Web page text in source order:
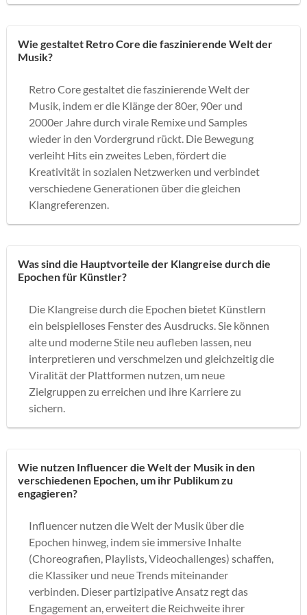
Wie gestaltet Retro Core die faszinierende Welt der
Musik?
Retro Core gestaltet die faszinierende Welt der
Musik, indem er die Klänge der 80er, 90er und
2000er Jahre durch virale Remixe und Samples
wieder in den Vordergrund rückt. Die Bewegung
verleiht Hits ein zweites Leben, fördert die
Kreativität in sozialen Netzwerken und verbindet
verschiedene Generationen über die gleichen
Klangreferenzen.
Was sind die Hauptvorteile der Klangreise durch die
Epochen für Künstler?
Die Klangreise durch die Epochen bietet Künstlern
ein beispielloses Fenster des Ausdrucks. Sie können
alte und moderne Stile neu aufleben lassen, neu
interpretieren und verschmelzen und gleichzeitig die
Viralität der Plattformen nutzen, um neue
Zielgruppen zu erreichen und ihre Karriere zu
sichern.
Wie nutzen Influencer die Welt der Musik in den
verschiedenen Epochen, um ihr Publikum zu
engagieren?
Influencer nutzen die Welt der Musik über die
Epochen hinweg, indem sie immersive Inhalte
(Choreografien, Playlists, Videochallenges) schaffen,
die Klassiker und neue Trends miteinander
verbinden. Dieser partizipative Ansatz regt das
Engagement an, erweitert die Reichweite ihrer